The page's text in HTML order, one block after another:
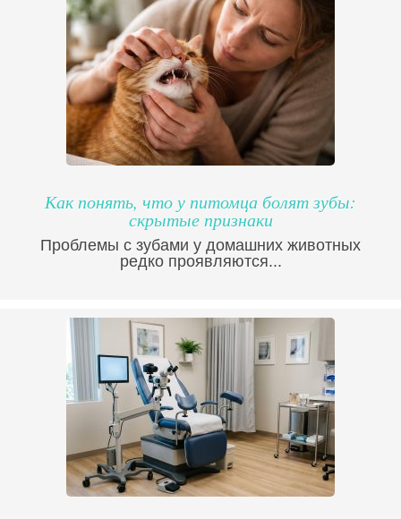
Как понять, что у питомца болят зубы:
скрытые признаки
Проблемы с зубами у домашних животных
редко проявляются...